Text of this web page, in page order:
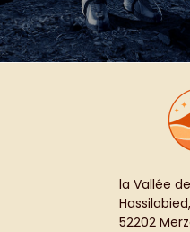
la Vallée
52202